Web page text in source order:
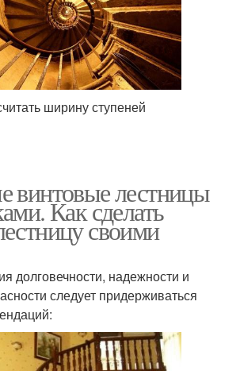
ширину ступеней
винтовые лестницы
Как сделать
своими
долговечности, надежности и
следует придерживаться